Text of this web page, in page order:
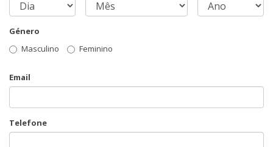
Género
Masculino
Feminino
Email
Telefone